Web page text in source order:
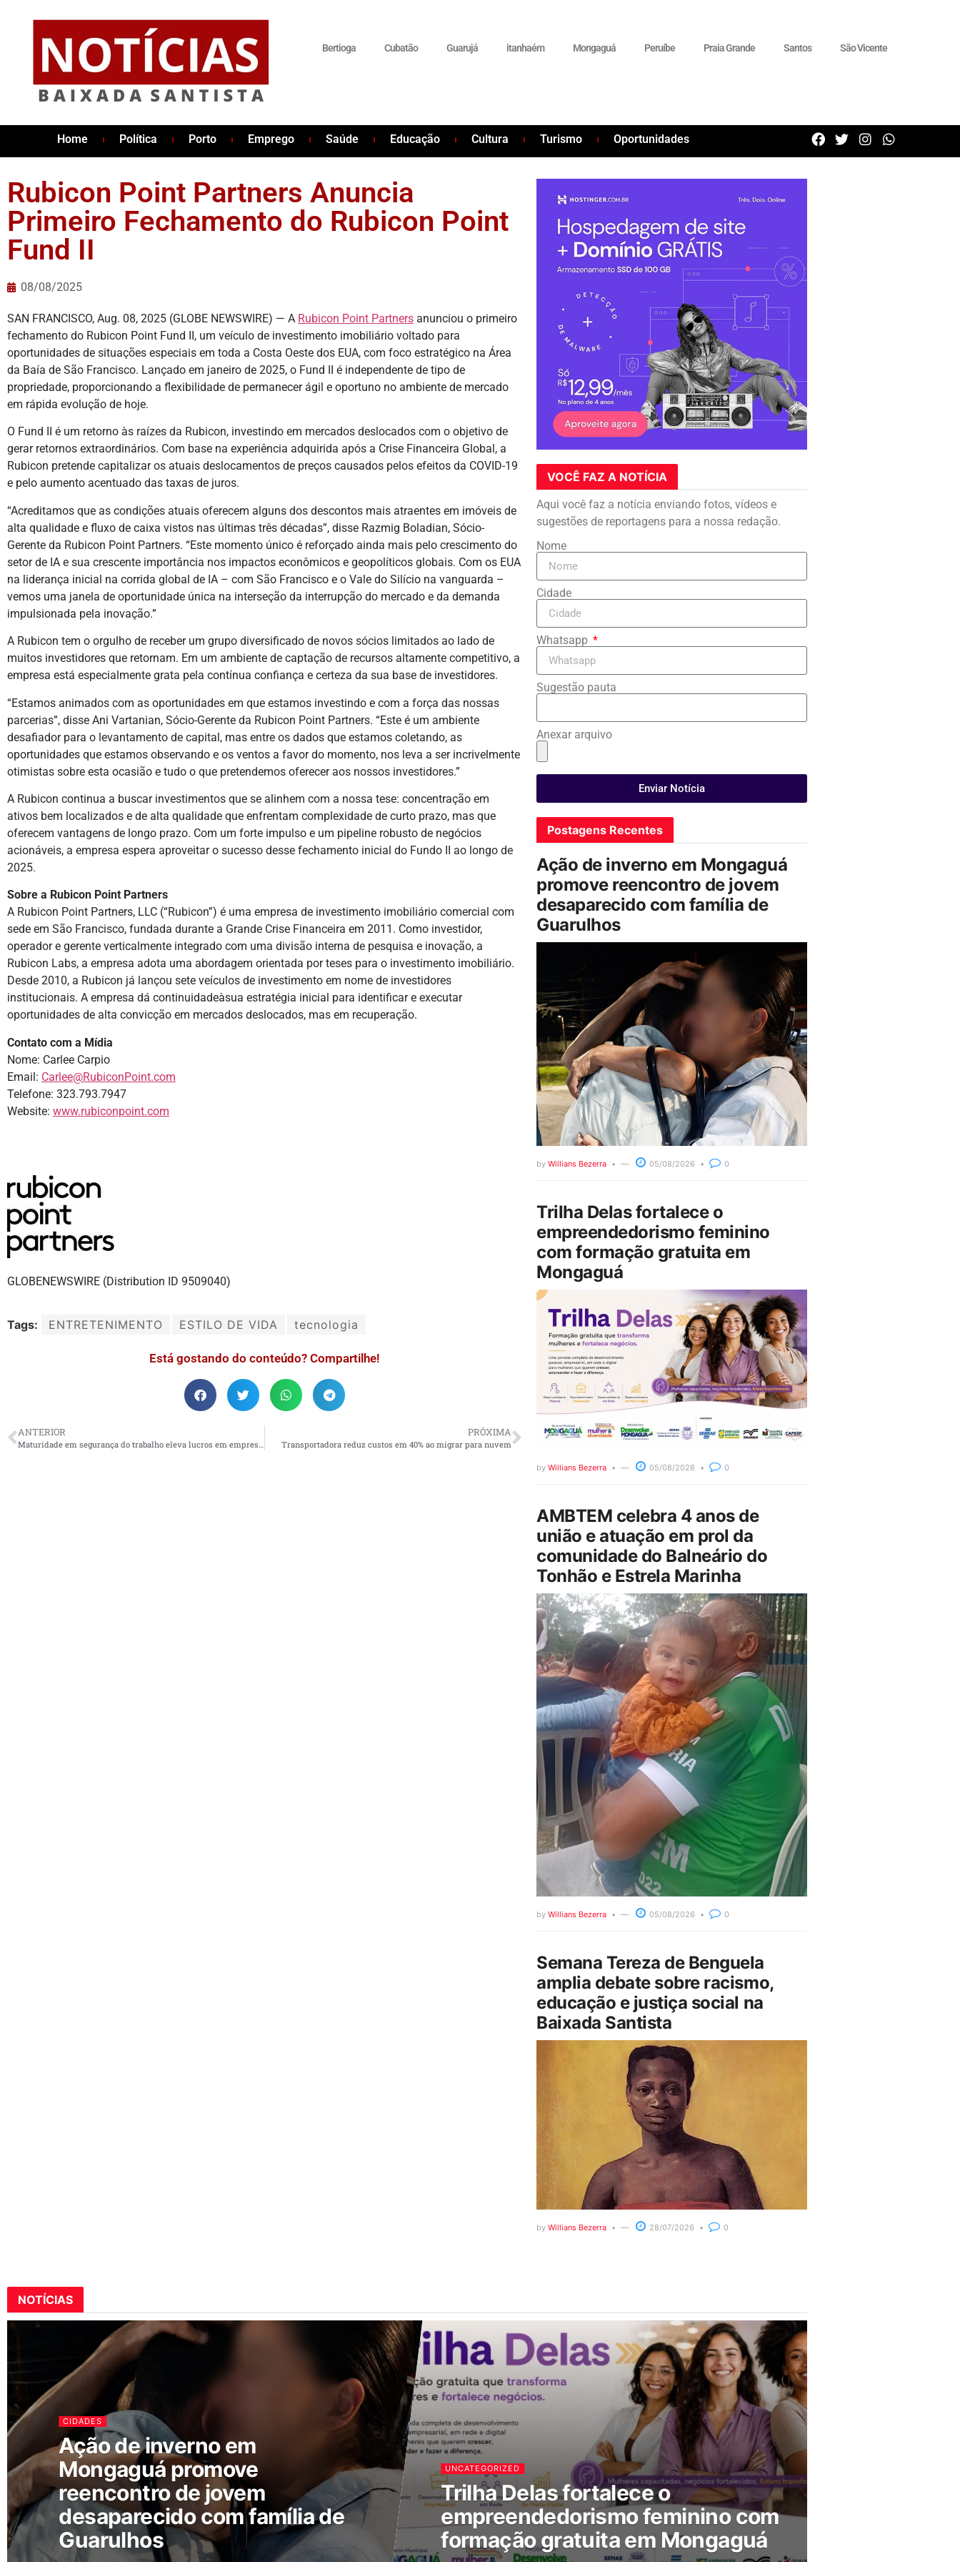
Bertioga Cubatão Guarujá itanhaém Mongaguá Peruíbe Praia Grande Santos São Vicente
Home Política Porto Emprego Saúde Educação Cultura Turismo Oportunidades
Rubicon Point Partners Anuncia
Primeiro Fechamento do Rubicon Point
Fund II
08/08/2025
SAN FRANCISCO, Aug. 08, 2025 (GLOBE NEWSWIRE) — A Rubicon Point Partners anunciou o primeiro
fechamento do Rubicon Point Fund II, um veículo de investimento imobiliário voltado para
oportunidades de situações especiais em toda a Costa Oeste dos EUA, com foco estratégico na Área
da Baía de São Francisco. Lançado em janeiro de 2025, o Fund II é independente de tipo de
propriedade, proporcionando a flexibilidade de permanecer ágil e oportuno no ambiente de mercado
em rápida evolução de hoje.
O Fund II é um retorno às raízes da Rubicon, investindo em mercados deslocados com o objetivo de
gerar retornos extraordinários. Com base na experiência adquirida após a Crise Financeira Global, a
Rubicon pretende capitalizar os atuais deslocamentos de preços causados pelos efeitos da COVID-19
e pelo aumento acentuado das taxas de juros.
“Acreditamos que as condições atuais oferecem alguns dos descontos mais atraentes em imóveis de
alta qualidade e fluxo de caixa vistos nas últimas três décadas”, disse Razmig Boladian, Sócio-
Gerente da Rubicon Point Partners. “Este momento único é reforçado ainda mais pelo crescimento do
setor de IA e sua crescente importância nos impactos econômicos e geopolíticos globais. Com os EUA
na liderança inicial na corrida global de IA – com São Francisco e o Vale do Silício na vanguarda –
vemos uma janela de oportunidade única na interseção da interrupção do mercado e da demanda
impulsionada pela inovação.”
A Rubicon tem o orgulho de receber um grupo diversificado de novos sócios limitados ao lado de
muitos investidores que retornam. Em um ambiente de captação de recursos altamente competitivo, a
empresa está especialmente grata pela contínua confiança e certeza da sua base de investidores.
“Estamos animados com as oportunidades em que estamos investindo e com a força das nossas
parcerias”, disse Ani Vartanian, Sócio-Gerente da Rubicon Point Partners. “Este é um ambiente
desafiador para o levantamento de capital, mas entre os dados que estamos coletando, as
oportunidades que estamos observando e os ventos a favor do momento, nos leva a ser incrivelmente
otimistas sobre esta ocasião e tudo o que pretendemos oferecer aos nossos investidores.”
A Rubicon continua a buscar investimentos que se alinhem com a nossa tese: concentração em
ativos bem localizados e de alta qualidade que enfrentam complexidade de curto prazo, mas que
oferecem vantagens de longo prazo. Com um forte impulso e um pipeline robusto de negócios
acionáveis, a empresa espera aproveitar o sucesso desse fechamento inicial do Fundo II ao longo de
2025.
Sobre a Rubicon Point Partners
A Rubicon Point Partners, LLC (“Rubicon”) é uma empresa de investimento imobiliário comercial com
sede em São Francisco, fundada durante a Grande Crise Financeira em 2011. Como investidor,
operador e gerente verticalmente integrado com uma divisão interna de pesquisa e inovação, a
Rubicon Labs, a empresa adota uma abordagem orientada por teses para o investimento imobiliário.
Desde 2010, a Rubicon já lançou sete veículos de investimento em nome de investidores
institucionais. A empresa dá continuidadeàsua estratégia inicial para identificar e executar
oportunidades de alta convicção em mercados deslocados, mas em recuperação.
Contato com a Mídia
Nome: Carlee Carpio
Email: Carlee@RubiconPoint.com
Telefone: 323.793.7947
Website: www.rubiconpoint.com
GLOBENEWSWIRE (Distribution ID 9509040)
Tags: ENTRETENIMENTO ESTILO DE VIDA tecnologia
Está gostando do conteúdo? Compartilhe!
ANTERIOR
Maturidade em segurança do trabalho eleva lucros em empresas
PRÓXIMA
Transportadora reduz custos em 40% ao migrar para nuvem
VOCÊ FAZ A NOTÍCIA
Aqui você faz a notícia enviando fotos, vídeos e
sugestões de reportagens para a nossa redação.
Nome
Cidade
Whatsapp
Sugestão pauta
Anexar arquivo
Enviar Notícia
Postagens Recentes
Ação de inverno em Mongaguá
promove reencontro de jovem
desaparecido com família de
Guarulhos
by Willians Bezerra 05/08/2026 0
Trilha Delas fortalece o
empreendedorismo feminino
com formação gratuita em
Mongaguá
by Willians Bezerra 05/08/2026 0
AMBTEM celebra 4 anos de
união e atuação em prol da
comunidade do Balneário do
Tonhão e Estrela Marinha
by Willians Bezerra 05/08/2026 0
Semana Tereza de Benguela
amplia debate sobre racismo,
educação e justiça social na
Baixada Santista
by Willians Bezerra 28/07/2026 0
NOTÍCIAS
CIDADES
Ação de inverno em
Mongaguá promove
reencontro de jovem
desaparecido com família de
Guarulhos
UNCATEGORIZED
Trilha Delas fortalece o
empreendedorismo feminino com
formação gratuita em Mongaguá